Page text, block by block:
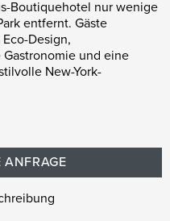
Boutiquehotel nur wenige
entfernt. Gäste
Design,
und eine
New-York-
ANFRAGE